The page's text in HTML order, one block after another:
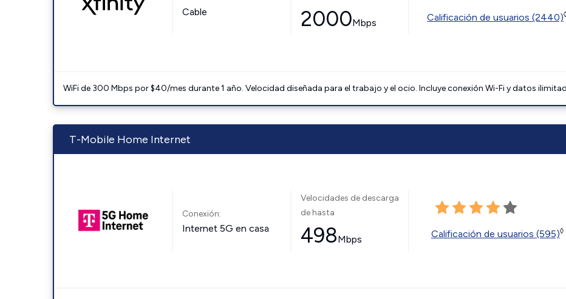
Cable 2000Mbps Calificación de usuarios (2440)
WiFi de 300 Mbps por $40/mes durante 1 año. Velocidad diseñada para el trabajo y el ocio. Incluye conexión Wi-Fi y datos
T-Mobile Home Internet
Conexión:
Internet 5G en casa
Velocidades de descarga
de hasta
498Mbps Calificación de usuarios (595)◊